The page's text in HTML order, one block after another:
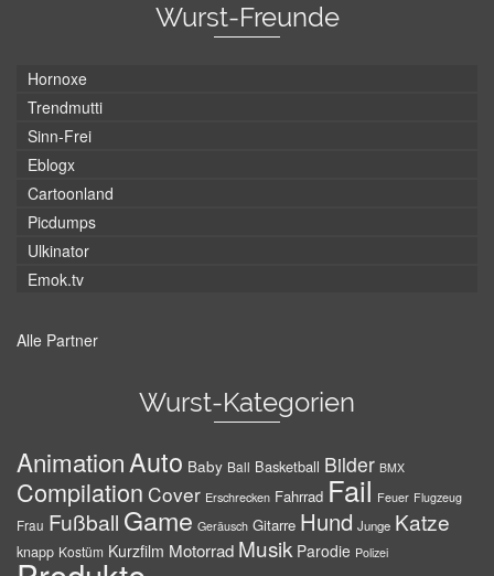
Wurst-Freunde
Hornoxe
Trendmutti
Sinn-Frei
Eblogx
Cartoonland
Picdumps
Ulkinator
Emok.tv
Alle Partner
Wurst-Kategorien
AnimationAuto Baby Ball Basketball Bilder BMX
Compilation Cover Erschrecken Fahrrad Fail Feuer Flugzeug
Frau Fußball Game Geräusch Gitarre Hund Junge Katze
knapp Kostüm Kurzfilm Motorrad Musik Parodie Polizei